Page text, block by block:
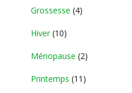
Grossesse (4)
Hiver(10)
Ménopause (2)
Printemps (11)